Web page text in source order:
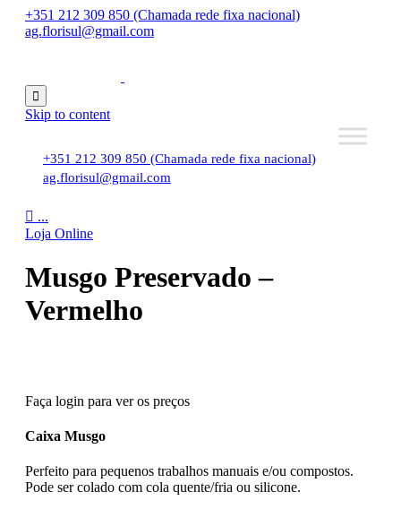
+351 212 309 850 (Chamada rede fixa nacional)
ag.florisul@gmail.com

Skip to content
+351 212 309 850 (Chamada rede fixa nacional)
ag.florisul@gmail.com
 ...
Loja Online
Musgo Preservado –
Vermelho
Faça login para ver os preços
Caixa Musgo
Perfeito para pequenos trabalhos manuais e/ou compostos.
Pode ser colado com cola quente/fria ou silicone.